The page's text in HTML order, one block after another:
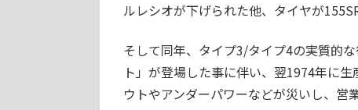
ルレシオが下げられた他、タイヤが
そして同年、タイプ3/タイプ4の実質的
ト」が登場した事に伴い、翌1974年に
ウトやアンダーパワーなどが災いし、営